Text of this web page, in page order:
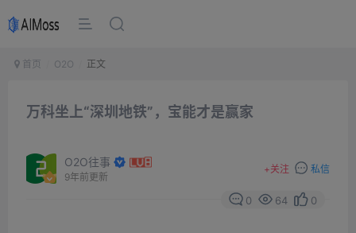
首页 O2O 正文
万科坐上“深圳地铁”，宝能才是赢家
O2O往事
9年前更新
+关注 私信
0 64 0